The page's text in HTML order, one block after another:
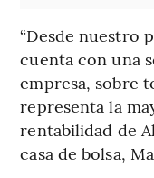
“Desde nuestro
cuenta con una
empresa, sobre
representa la
rentabilidad de
casa de bolsa,